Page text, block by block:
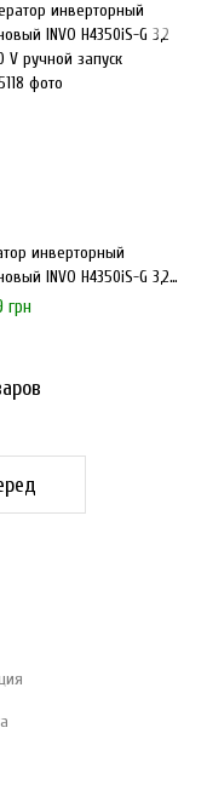
инверторный
INVO H4350iS-G 3,2
V ручной запуск
грн